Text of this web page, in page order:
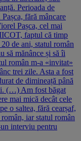
Perioada de
fără mâncare
Pașca, cel mai
faptul că timp
de ani, statul român
să mănânce și să îi
român m-a «invitat»
trei zile. Asta a fost
de dimineață până
(…) Am fost băgat
mai mică decât cele
o saltea, fără cearșaf,
iar statul român
interviu pentru